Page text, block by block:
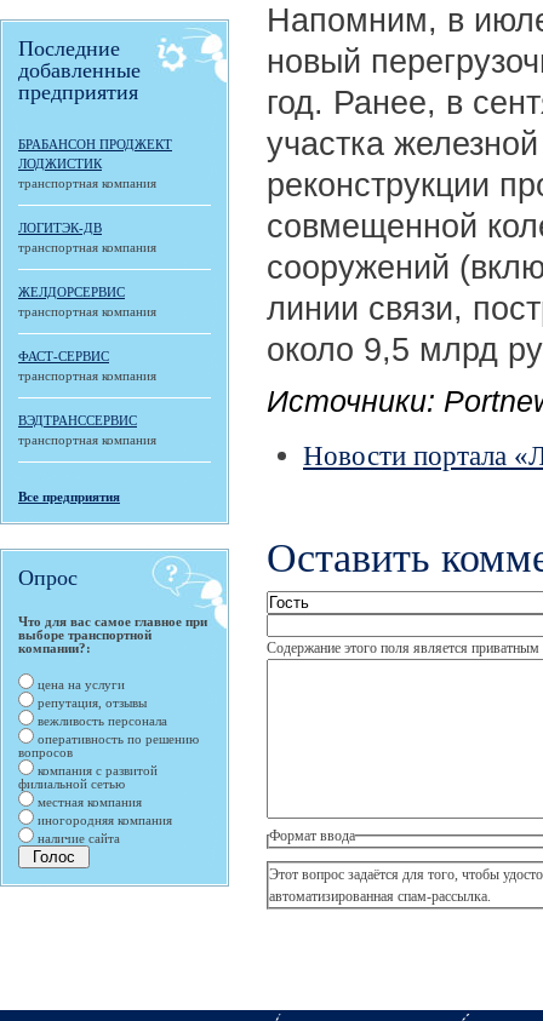
Последние
добавленные
предприятия
БРАБАНСОН ПРОДЖЕКТ
ЛОДЖИСТИК
транспортная компания
ЛОГИТЭК-ДВ
транспортная компания
ЖЕЛДОРСЕРВИС
транспортная компания
ФАСТ-СЕРВИС
транспортная компания
ВЭДТРАНССЕРВИС
транспортная компания
Все предприятия
Опрос
Что для вас самое главное при
выборе транспортной
компании?:
цена на услуги
репутация, отзывы
вежливость персонала
оперативность по решению
вопросов
компания с развитой
филиальной сетью
местная компания
иногородняя компания
наличие сайта
Напомним, в
новый
год. Ранее, в
участка
реконструкции
совмещенной
сооружений
линии связи,
около 9,5 млрд
Источники:
Новости портала
Оставить
Содержание этого поля является приватным
Формат ввода
Этот вопрос задаётся для того, чтобы
автоматизированная спам-рассылка.